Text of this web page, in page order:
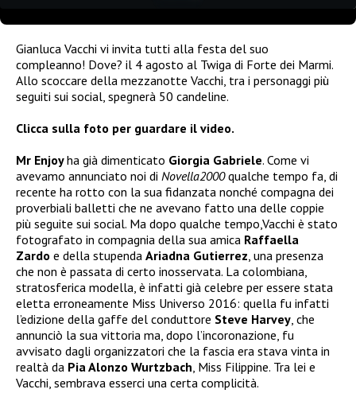
Gianluca Vacchi vi invita tutti alla festa del suo
compleanno! Dove? il 4 agosto al Twiga di Forte dei Marmi.
Allo scoccare della mezzanotte Vacchi, tra i personaggi più
seguiti sui social, spegnerà 50 candeline.
Clicca sulla foto per guardare il video.
Mr Enjoyha già dimenticato Giorgia Gabriele. Come vi
avevamo annunciato noi di Novella2000qualche tempo fa, di
recente ha rotto con la sua fidanzata nonché compagna dei
proverbiali balletti che ne avevano fatto una delle coppie
più seguite sui social. Ma dopo qualche tempo,Vacchi è stato
fotografato in compagnia della sua amica Raffaella
Zardo e della stupenda Ariadna Gutierrez , una presenza
che non è passata di certo inosservata. La colombiana,
stratosferica modella, è infatti già celebre per essere stata
eletta erroneamente Miss Universo 2016: quella fu infatti
l’edizione della gaffe del conduttore Steve Harvey , che
annunciò la sua vittoria ma, dopo l’incoronazione, fu
avvisato dagli organizzatori che la fascia era stava vinta in
realtà da Pia Alonzo Wurtzbach , Miss Filippine. Tra lei e
Vacchi, sembrava esserci una certa complicità.